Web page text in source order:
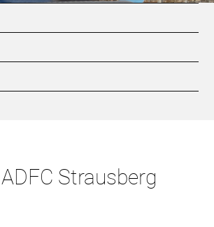
Strausberg